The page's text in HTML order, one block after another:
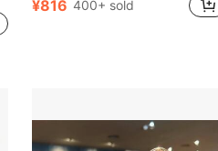
¥816 400+ sold